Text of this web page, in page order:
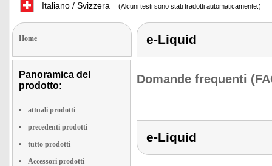
Italiano / Svizzera (Alcuni testi sono stati tradotti automaticamente.)
Home
Panoramica del
prodotto:
attuali prodotti
precedenti prodotti
tutto prodotti
Accessori prodotti
e-Liquid
Domande frequenti
e-Liquid